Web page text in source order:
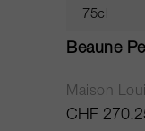
75cl
Beaune
Maison
CHF